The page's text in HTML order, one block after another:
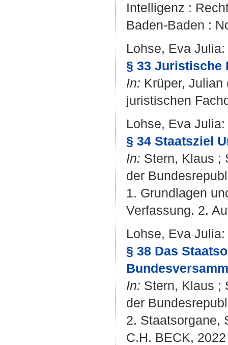
Intelligenz :
Baden-Baden :
Lohse, Eva Julia:
§ 33 Juristische
In: Krüper, Julian
juristischen
Lohse, Eva Julia:
§ 34 Staatsziel
In: Stern, Klaus ;
der
1. Grundlagen
Verfassung. 2.
Lohse, Eva Julia:
§ 38 Das
In: Stern, Klaus ;
der
2. Staatsorgane,
C.H. BECK,